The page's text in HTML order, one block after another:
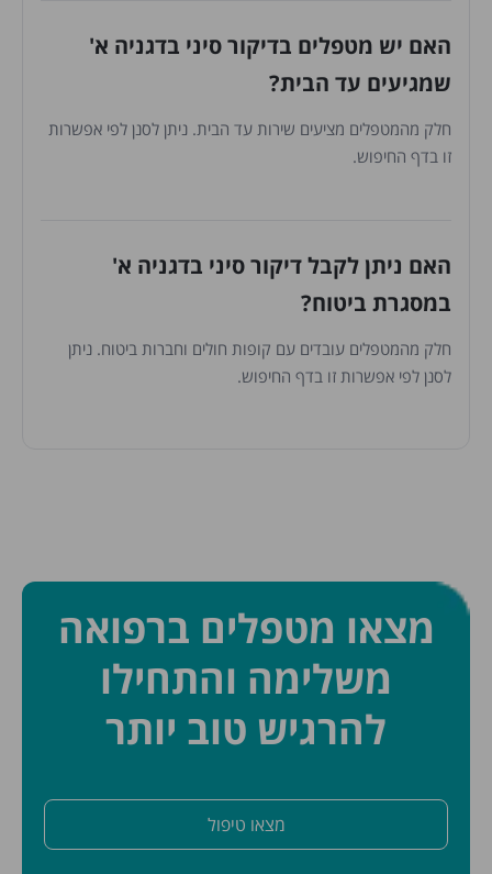
האם יש מטפלים בדיקור סיני בדגניה א'
שמגיעים עד הבית?
חלק מהמטפלים מציעים שירות עד הבית. ניתן לסנן לפי אפשרות
זו בדף החיפוש.
האם ניתן לקבל דיקור סיני בדגניה א'
במסגרת ביטוח?
חלק מהמטפלים עובדים עם קופות חולים וחברות ביטוח. ניתן
לסנן לפי אפשרות זו בדף החיפוש.
מצאו מטפלים ברפואה
משלימה והתחילו
להרגיש טוב יותר
מצאו טיפול